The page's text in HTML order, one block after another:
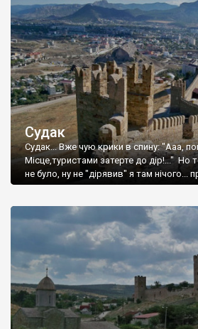
Судак
Судак... Вже чую крики в спину: "Ааа,
Місце,туристами затерте до дір!..."
не було, ну не "дірявив" я там нічого...